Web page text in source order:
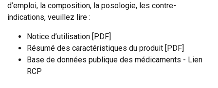
d’emploi, la composition, la posologie, les contre-
indications, veuillez lire :
Notice d’utilisation [PDF]
Résumé des caractéristiques du produit [PDF]
Base de données publique des médicaments - Lien
RCP